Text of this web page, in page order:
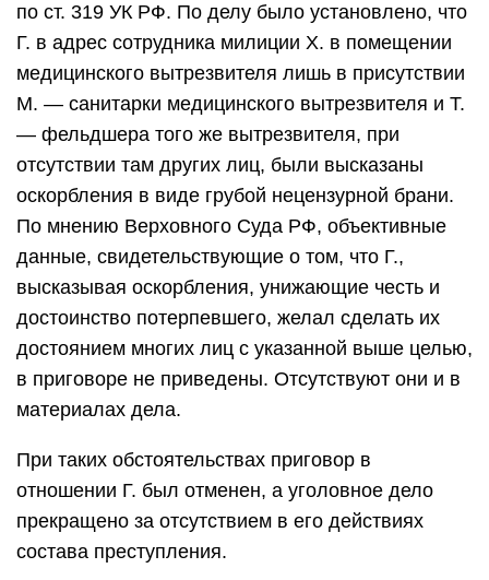
по ст. 319 УК РФ. По делу было установлено, что
Г. в адрес сотрудника милиции Х. в помещении
медицинского вытрезвителя лишь в присутствии
М. — санитарки медицинского вытрезвителя и Т.
— фельдшера того же вытрезвителя, при
отсутствии там других лиц, были высказаны
оскорбления в виде грубой нецензурной брани.
По мнению Верховного Суда РФ, объективные
данные, свидетельствующие о том, что Г.,
высказывая оскорбления, унижающие честь и
достоинство потерпевшего, желал сделать их
достоянием многих лиц с указанной выше целью,
в приговоре не приведены. Отсутствуют они и в
материалах дела.
При таких обстоятельствах приговор в
отношении Г. был отменен, а уголовное дело
прекращено за отсутствием в его действиях
состава преступления.